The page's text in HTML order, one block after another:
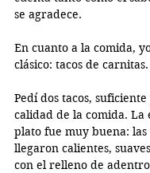
se agradece.
En cuanto a la comida,
clásico: tacos de carnitas.
Pedí dos tacos,
calidad de la comida. La
plato fue muy buena:
llegaron calientes,
con el relleno de